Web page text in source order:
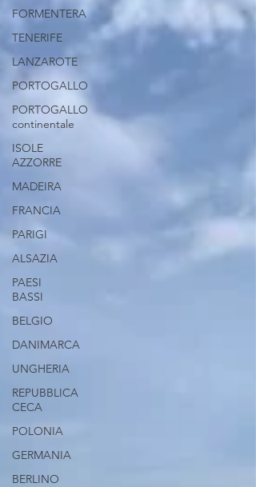
FORMENTERA
TENERIFE
LANZAROTE
PORTOGALLO
PORTOGALLO
continentale
ISOLE
AZZORRE
MADEIRA
FRANCIA
PARIGI
ALSAZIA
PAESI
BASSI
BELGIO
DANIMARCA
UNGHERIA
REPUBBLICA
CECA
POLONIA
GERMANIA
BERLINO